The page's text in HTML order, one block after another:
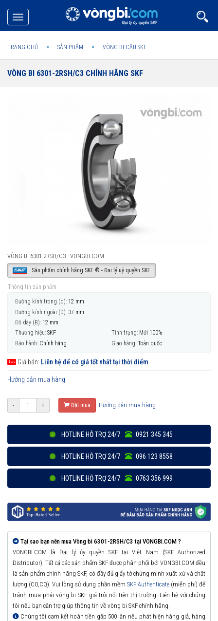
Toggle
navigation
TRANG CHỦ SẢN PHẨM VÒNG BI CẦU SKF
VÒNG BI 6301-2RSH/C3 CHÍNH HÃNG SKF
VÒNG BI 6301-2RSH/C3 - VONGBI.COM
Sản phẩm chính hãng SKF ® - Đại lý uỷ quyền SKF
Thông tin sản phẩm
Đường kính trong (d): 12 mm
Đường kính ngoài (D): 37 mm
Độ dày (B): 12 mm
Thương hiệu: SKF Tình trạng: Mới 100%
Bảo hành: Chính hãng Giao hàng: Toàn quốc
Giá bán: Liên hệ để có giá tốt nhất tại thời điểm
Hướng dẫn mua hàng
- + Đặt mua Hướng dẫn mua hàng
HOTLINE HỖ TRỢ 24/7 0921 345 345
HOTLINE HỖ TRỢ 24/7 096 123 8558
HOTLINE HỖ TRỢ 24/7 0763 356 999
Tại sao bạn nên mua Vòng bi 6301-2RSH/C3 tại VONGBI.COM ?
VONGBI.COM là Đại lý ủy quyền SKF tại Việt Nam (SKF Authorized
Distributor). Tất cả các sản phẩm SKF được phân phối bởi VONGBI.COM đều
là sản phẩm chính hãng SKF, có đầy đủ giấy tờ chứng minh xuất xứ và chất
lượng (CO,CQ). Vui lòng sử dụng phần mềm SKF Authenticate (miễn phí) để
tránh mua phải vòng bi SKF giả trôi nổi trên thị trường. Liên hệ với chúng
tôi nếu bạn cần trợ giúp thông tin về vòng bi SKF chính hãng.
Chúng tôi cam kết hoàn tiền gấp 500 lần nếu phát hiện hàng giả, hàng